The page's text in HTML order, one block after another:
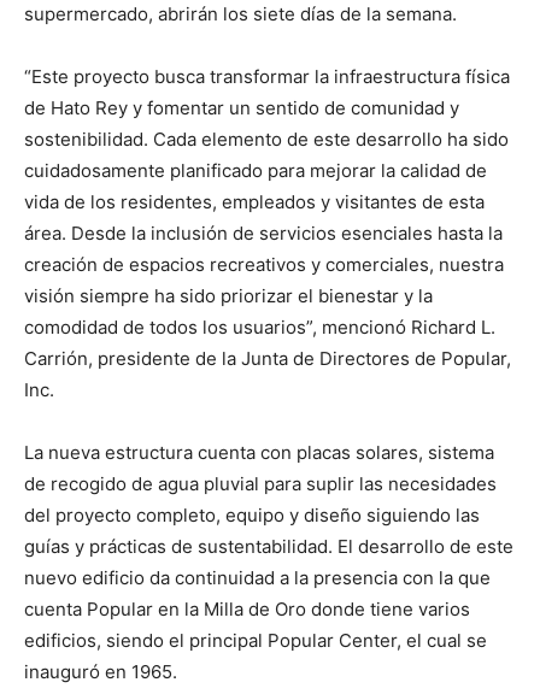
supermercado, abrirán los siete días de la semana.
“Este proyecto busca transformar la infraestructura física
de Hato Rey y fomentar un sentido de comunidad y
sostenibilidad. Cada elemento de este desarrollo ha sido
cuidadosamente planificado para mejorar la calidad de
vida de los residentes, empleados y visitantes de esta
área. Desde la inclusión de servicios esenciales hasta la
creación de espacios recreativos y comerciales, nuestra
visión siempre ha sido priorizar el bienestar y la
comodidad de todos los usuarios”, mencionó Richard L.
Carrión, presidente de la Junta de Directores de Popular,
Inc.
La nueva estructura cuenta con placas solares, sistema
de recogido de agua pluvial para suplir las necesidades
del proyecto completo, equipo y diseño siguiendo las
guías y prácticas de sustentabilidad. El desarrollo de este
nuevo edificio da continuidad a la presencia con la que
cuenta Popular en la Milla de Oro donde tiene varios
edificios, siendo el principal Popular Center, el cual se
inauguró en 1965.